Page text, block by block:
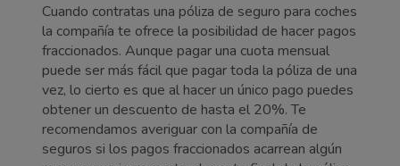
Cuando contratas una póliza de seguro para coches
la compañía te ofrece la posibilidad de hacer pagos
fraccionados. Aunque pagar una cuota mensual
puede ser más fácil que pagar toda la póliza de una
vez, lo cierto es que al hacer un único pago puedes
obtener un descuento de hasta el 20%. Te
recomendamos averiguar con la compañía de
seguros si los pagos fraccionados acarrean algún